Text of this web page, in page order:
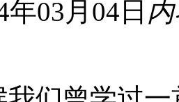
年03月04日